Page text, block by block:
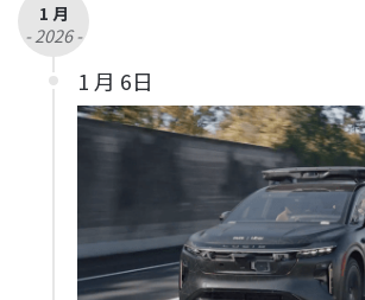
1 月
- 2026 -
1 月 6日